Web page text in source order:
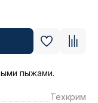
пыжами.
Техкрим